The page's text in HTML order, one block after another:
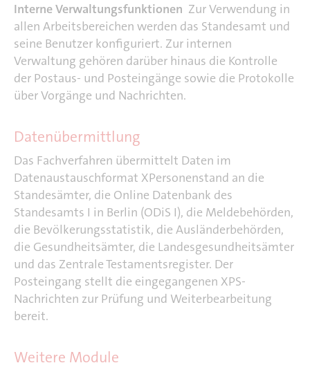
Interne Verwaltungsfunktionen Zur Verwendung in
allen Arbeitsbereichen werden das Standesamt und
seine Benutzer konfiguriert. Zur internen
Verwaltung gehören darüber hinaus die Kontrolle
der Postaus- und Posteingänge sowie die Protokolle
über Vorgänge und Nachrichten.
Datenübermittlung
Das Fachverfahren übermittelt Daten im
Datenaustauschformat XPersonenstand an die
Standesämter, die Online Datenbank des
Standesamts I in Berlin (ODiS I), die Meldebehörden,
die Bevölkerungsstatistik, die Ausländerbehörden,
die Gesundheitsämter, die Landesgesundheitsämter
und das Zentrale Testamentsregister. Der
Posteingang stellt die eingegangenen XPS-
Nachrichten zur Prüfung und Weiterbearbeitung
bereit.
Weitere Module